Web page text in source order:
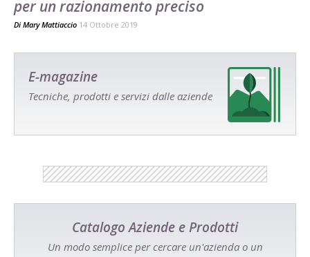
per un razionamento preciso
Di Mary Mattiaccio 14 Ottobre 2019
E-magazine
Tecniche, prodotti e servizi dalle aziende
Catalogo Aziende e Prodotti
Un modo semplice per cercare un'azienda o un